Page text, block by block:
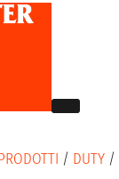
/ DUTY /